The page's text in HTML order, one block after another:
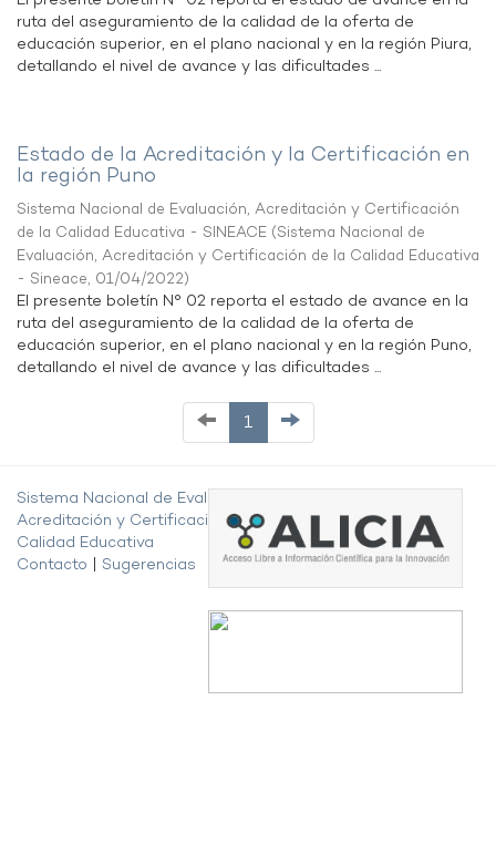
ruta del aseguramiento de la calidad de la oferta de
educación superior, en el plano nacional y en la región Piura,
detallando el nivel de avance y las dificultades ...
Estado de la Acreditación y la Certificación en
la región Puno
Sistema Nacional de Evaluación, Acreditación y Certificación
de la Calidad Educativa - SINEACE (Sistema Nacional de
Evaluación, Acreditación y Certificación de la Calidad Educativa
- Sineace, 01/04/2022)
El presente boletín N° 02 reporta el estado de avance en la
ruta del aseguramiento de la calidad de la oferta de
educación superior, en el plano nacional y en la región Puno,
detallando el nivel de avance y las dificultades ...
1
Sistema Nacional de Evaluación,
Acreditación y Certificación de la
Calidad Educativa
Contacto
Sugerencias